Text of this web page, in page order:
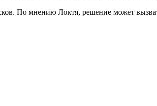
По мнению Локтя, решение может